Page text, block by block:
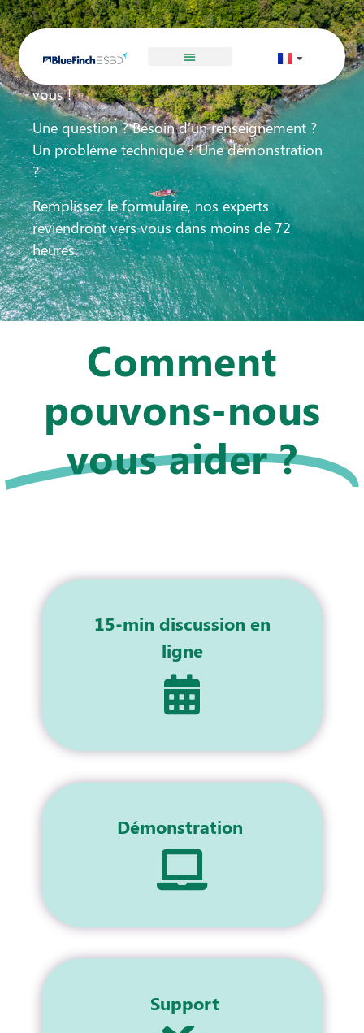
Contact
vous !
Une question ? Besoin d’un renseignement ?
Un problème technique ? Une démonstration
?
Remplissez le formulaire, nos experts
reviendront vers vous dans moins de 72
heures.
Comment
pouvons-nous
vous aider ?
15-min discussion en
ligne
Démonstration
Support